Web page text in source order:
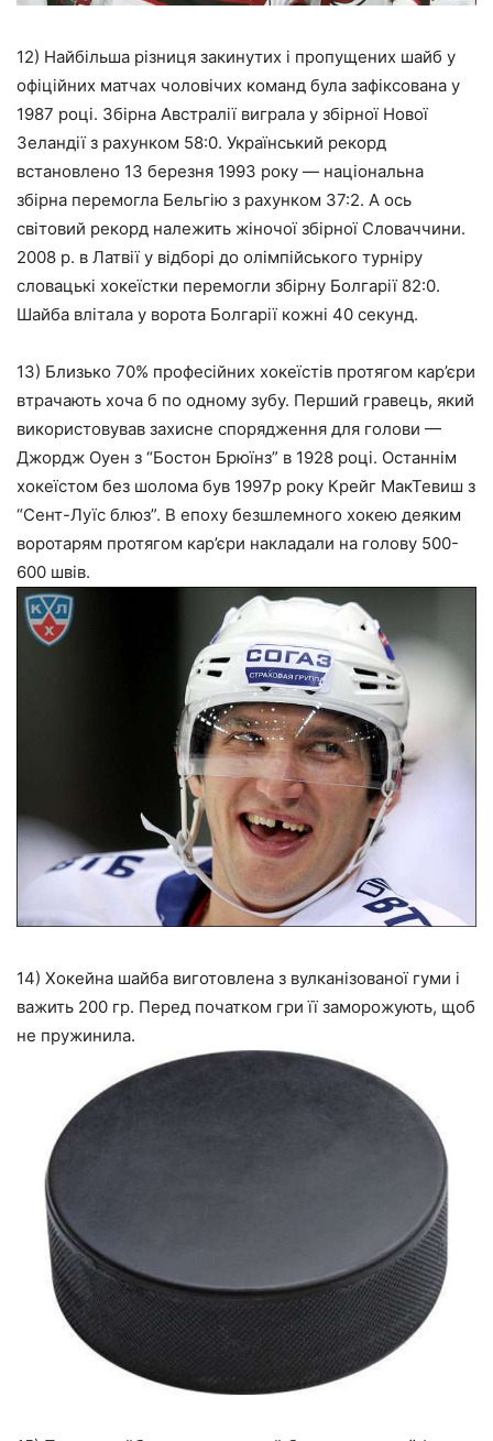
12) Найбільша різниця закинутих і пропущених шайб у
офіційних матчах чоловічих команд була зафіксована у
1987 році. Збірна Австралії виграла у збірної Нової
Зеландії з рахунком 58:0. Український рекорд
встановлено 13 березня 1993 року — національна
збірна перемогла Бельгію з рахунком 37:2. А ось
світовий рекорд належить жіночої збірної Словаччини.
2008 р. в Латвії у відборі до олімпійського турніру
словацькі хокеїстки перемогли збірну Болгарії 82:0.
Шайба влітала у ворота Болгарії кожні 40 секунд.
13) Близько 70% професійних хокеїстів протягом кар’єри
втрачають хоча б по одному зубу. Перший гравець, який
використовував захисне спорядження для голови —
Джордж Оуен з “Бостон Брюїнз” в 1928 році. Останнім
хокеїстом без шолома був 1997р року Крейг МакТевиш з
“Сент-Луїс блюз”. В епоху безшлемного хокею деяким
воротарям протягом кар’єри накладали на голову 500-
600 швів.
14) Хокейна шайба виготовлена з вулканізованої гуми і
важить 200 гр. Перед початком гри її заморожують, щоб
не пружинила.